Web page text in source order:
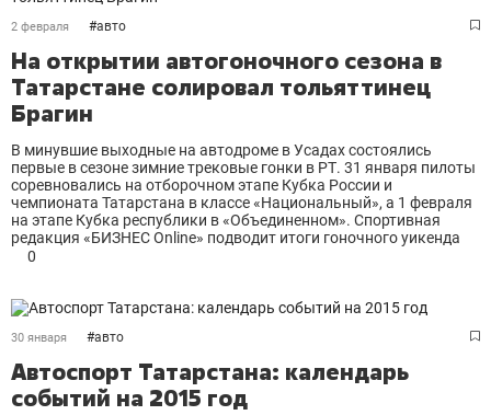
2 февраля #авто
На открытии автогоночного сезона в
Татарстане солировал тольяттинец
Брагин
В минувшие выходные на автодроме в Усадах состоялись
первые в сезоне зимние трековые гонки в РТ. 31 января пилоты
соревновались на отборочном этапе Кубка России и
чемпионата Татарстана в классе «Национальный», а 1 февраля
на этапе Кубка республики в «Объединенном». Спортивная
редакция «БИЗНЕС Оnline» подводит итоги гоночного уикенда
0
30 января #авто
Автоспорт Татарстана: календарь
событий на 2015 год